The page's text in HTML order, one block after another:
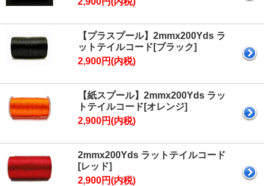
【プラスプール】2mmx200Yds ラ
ットテイルコード[ブラック]
2,900円(内税)
【紙スプール】2mmx200Yds ラッ
トテイルコード[オレンジ]
2,900円(内税)
2mmx200Yds ラットテイルコード
[レッド]
2,900円(内税)